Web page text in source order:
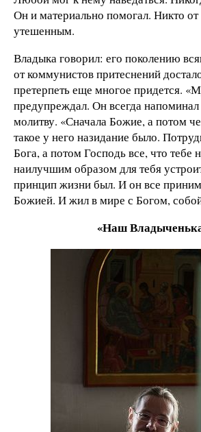
Он и материально помогал. Никто от
утешенным.
Владыка говорил: его поколению
от коммунистов притеснений
претерпеть еще многое придется.
предупреждал. Он всегда
молитву. «Сначала Божие, а потом
такое у него назидание было.
Бога, а потом Господь все, что
наилучшим образом для тебя
принцип жизни был. И он все
Божией. И жил в мире с Богом,
«Наш